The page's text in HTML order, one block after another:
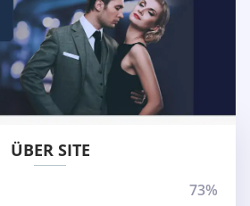
ÜBER SITE
73%